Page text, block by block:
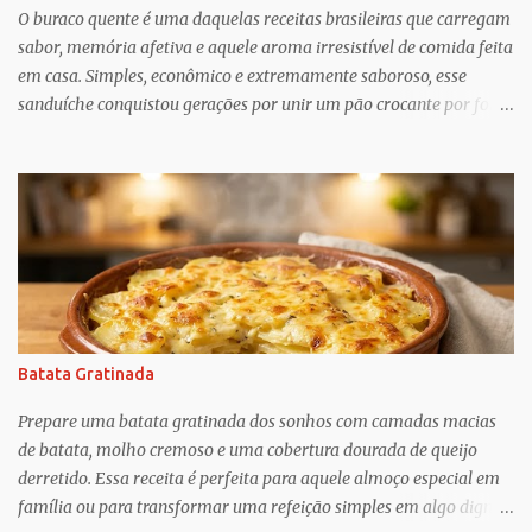
trabalho para manter e podem ser confusos (quem assistiu The
Undoing ?), o que Greif descobriu é mais esperançoso:...
O buraco quente é uma daquelas receitas brasileiras que carregam
sabor, memória afetiva e aquele aroma irresistível de comida feita
em casa. Simples, econômico e extremamente saboroso, esse
sanduíche conquistou gerações por unir um pão crocante por fora
está justamente no preparo: um pão macio recebe um recheio
abundante de carne cozida lentamente com temperos, criando
uma combinação perfeita para qualquer momento do dia. Muito
popular em festas, lanchonetes, reuniões familiares e até como
opção para um jantar rápido, o buraco quente é uma receita
versátil que agrada crianças e adultos. O contraste entre o pão
levemente tostado e o recheio quente e cremoso transforma
é uma ótima alternativa para aproveitar ingredientes que muitas
vezes já temos na cozinha, como carne moída, cebola, tomate e
te...
Batata Gratinada
Prepare uma batata gratinada dos sonhos com camadas macias
de batata, molho cremoso e uma cobertura dourada de queijo
derretido. Essa receita é perfeita para aquele almoço especial em
família ou para transformar uma refeição simples em algo digno